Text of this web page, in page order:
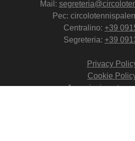
Mail:
Pec:
Centralino: +39
Segreteria: +39
Privacy
Cookie
Associazione